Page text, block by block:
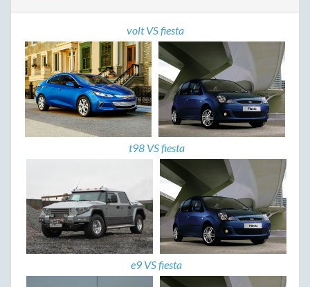
volt VS fiesta
t98 VS fiesta
e9 VS fiesta